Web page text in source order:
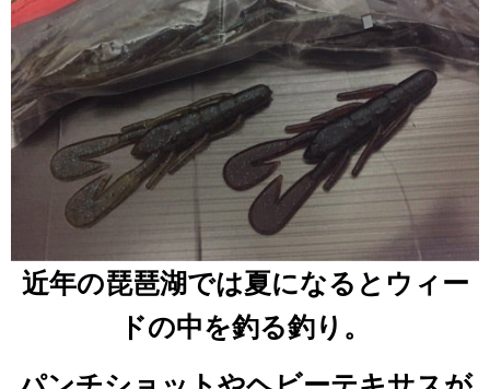
近年の琵琶湖では夏になるとウィー
ドの中を釣る釣り。